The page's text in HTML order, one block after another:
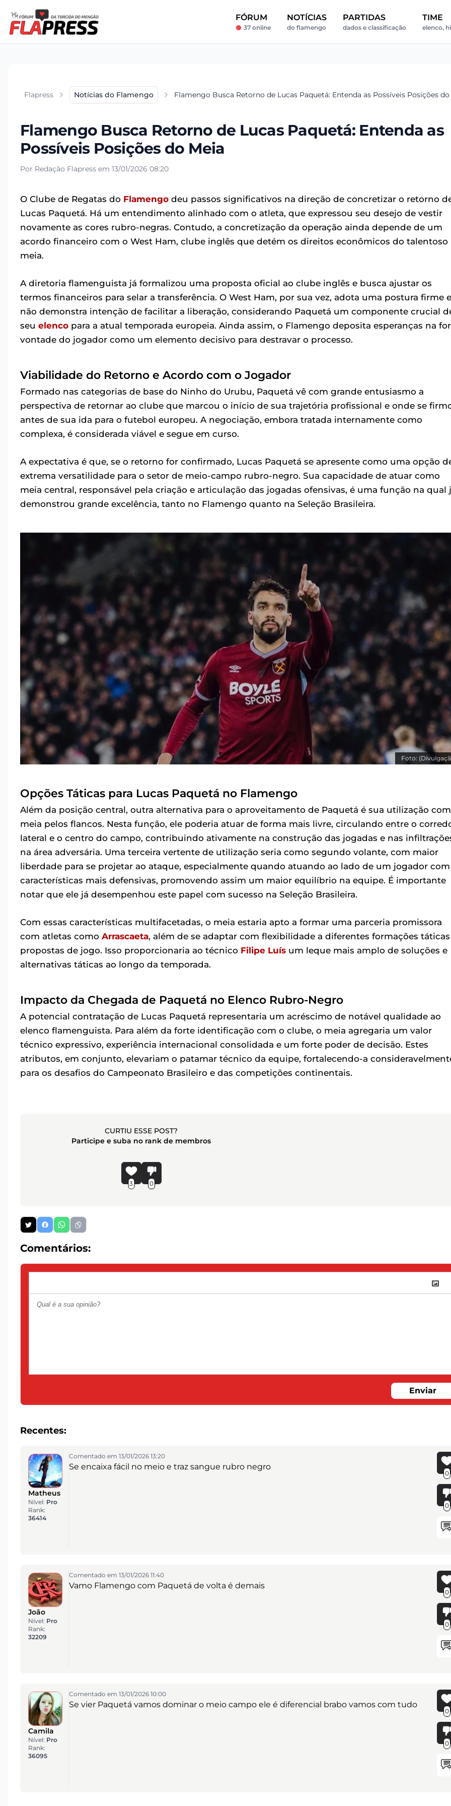
FÓRUM
37 online
NOTÍCIAS
do flamengo
PARTIDAS
dados e classificação
TIME
elenco,
Flapress Notícias do Flamengo Flamengo Busca Retorno de Lucas Paquetá: Entenda as Possíveis Posições do
Flamengo Busca Retorno de Lucas Paquetá: Entenda as
Possíveis Posições do Meia
Por Redação Flapress em 13/01/2026 08:20
O Clube de Regatas do Flamengo deu passos significativos na direção de concretizar o retorno
Lucas Paquetá. Há um entendimento alinhado com o atleta, que expressou seu desejo de vestir
novamente as cores rubro-negras. Contudo, a concretização da operação ainda depende de um
acordo financeiro com o West Ham, clube inglês que detém os direitos econômicos do talentoso
meia.
A diretoria flamenguista já formalizou uma proposta oficial ao clube inglês e busca ajustar os
termos financeiros para selar a transferência. O West Ham, por sua vez, adota uma postura firme e
não demonstra intenção de facilitar a liberação, considerando Paquetá um componente crucial
seu elenco para a atual temporada europeia. Ainda assim, o Flamengo deposita esperanças na
vontade do jogador como um elemento decisivo para destravar o processo.
Viabilidade do Retorno e Acordo com o Jogador
Formado nas categorias de base do Ninho do Urubu, Paquetá vê com grande entusiasmo a
perspectiva de retornar ao clube que marcou o início de sua trajetória profissional e onde se
antes de sua ida para o futebol europeu. A negociação, embora tratada internamente como
complexa, é considerada viável e segue em curso.
A expectativa é que, se o retorno for confirmado, Lucas Paquetá se apresente como uma opção
extrema versatilidade para o setor de meio-campo rubro-negro. Sua capacidade de atuar como
meia central, responsável pela criação e articulação das jogadas ofensivas, é uma função na qual
demonstrou grande excelência, tanto no Flamengo quanto na Seleção Brasileira.
Foto:
Opções Táticas para Lucas Paquetá no Flamengo
Além da posição central, outra alternativa para o aproveitamento de Paquetá é sua utilização
meia pelos flancos. Nesta função, ele poderia atuar de forma mais livre, circulando entre o
lateral e o centro do campo, contribuindo ativamente na construção das jogadas e nas
na área adversária. Uma terceira vertente de utilização seria como segundo volante, com maior
liberdade para se projetar ao ataque, especialmente quando atuando ao lado de um jogador com
características mais defensivas, promovendo assim um maior equilíbrio na equipe. É importante
notar que ele já desempenhou este papel com sucesso na Seleção Brasileira.
Com essas características multifacetadas, o meia estaria apto a formar uma parceria promissora
com atletas como Arrascaeta, além de se adaptar com flexibilidade a diferentes formações
propostas de jogo. Isso proporcionaria ao técnico Filipe Luís um leque mais amplo de soluções e
alternativas táticas ao longo da temporada.
Impacto da Chegada de Paquetá no Elenco Rubro-Negro
A potencial contratação de Lucas Paquetá representaria um acréscimo de notável qualidade ao
elenco flamenguista. Para além da forte identificação com o clube, o meia agregaria um valor
técnico expressivo, experiência internacional consolidada e um forte poder de decisão. Estes
atributos, em conjunto, elevariam o patamar técnico da equipe, fortalecendo-a
para os desafios do Campeonato Brasileiro e das competições continentais.
CURTIU ESSE POST?
Participe e suba no rank de membros
3 0
Comentários:
Enviar
Recentes:
Matheus
Nível: Pro
Rank:
36414
Comentado em 13/01/2026 13:20
Se encaixa fácil no meio e traz sangue rubro negro
0
0
João
Nível: Pro
Rank:
32209
Comentado em 13/01/2026 11:40
Vamo Flamengo com Paquetá de volta é demais
0
0
Camila
Nível: Pro
Rank:
36095
Comentado em 13/01/2026 10:00
Se vier Paquetá vamos dominar o meio campo ele é diferencial brabo vamos com tudo
0
0